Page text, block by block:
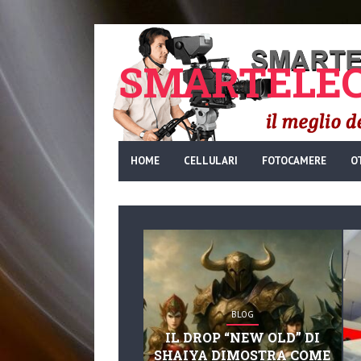
HOME CELLULARI FOTOCAMERE
BLOG
IL DROP “NEW OLD” DI
SHAIYA DIMOSTRA COME